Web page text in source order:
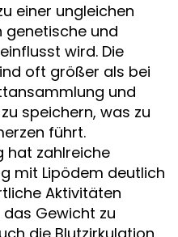
einer ungleichen
genetische und
wird. Die
oft größer als bei
und
speichern, was zu
führt.
hat zahlreiche
mit Lipödem deutlich
Aktivitäten
Gewicht zu